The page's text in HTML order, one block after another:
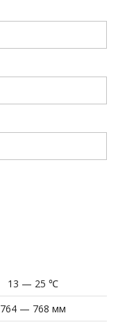
13 — 25 ℃
764 — 768 мм